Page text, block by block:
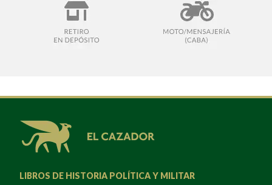
LIBROS DE HISTORIA POLÍTICA Y MILITAR